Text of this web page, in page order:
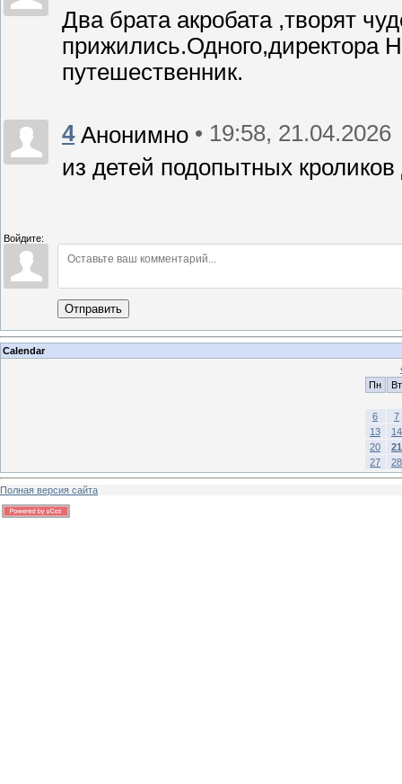
Два брата акробата ,творят
прижились.Одного,директора
путешественник.
4 Анонимно • 19:58, 21.04.2026
из детей подопытных
Войдите:
Отправить
Calendar
Пн
Вт
6
7
13
14
20
21
27
28
Полная версия сайта